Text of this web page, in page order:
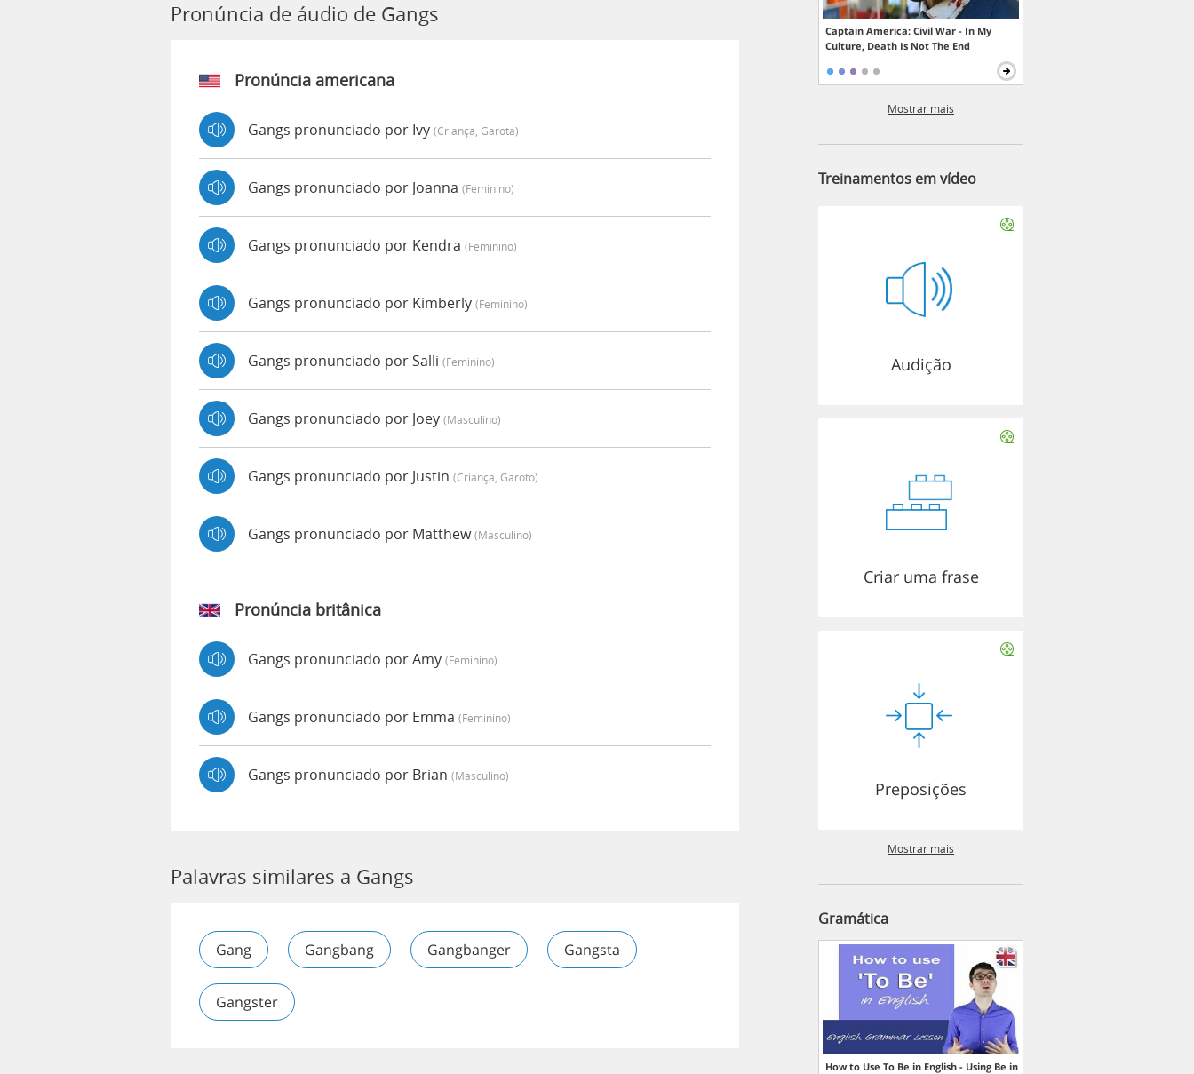
Pronúncia de áudio de Gangs
Pronúncia americana
Gangs pronunciado por Ivy (criança, Garota)
Gangs pronunciado por Joanna (feminino)
Gangs pronunciado por Kendra (feminino)
Gangs pronunciado por Kimberly (feminino)
Gangs pronunciado por Salli (feminino)
Gangs pronunciado por Joey (masculino)
Gangs pronunciado por Justin (criança, Garoto)
Gangs pronunciado por Matthew(masculino)
Pronúncia britânica
Gangs pronunciado por Amy (feminino)
Gangs pronunciado por Emma (feminino)
Gangs pronunciado por Brian (masculino)
Palavras similares a Gangs
Gang Gangbang Gangbanger Gangsta
Gangster
Captain America: Civil War - In My
Culture, Death Is Not The End
Mostrar mais
Treinamentos em vídeo
Audição
Criar uma frase
Preposições
Mostrar mais
Gramática
How to Use To Be in English - Using Be in